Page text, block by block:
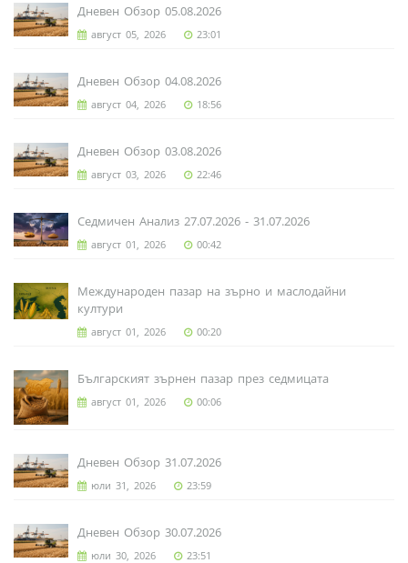
Дневен Обзор 05.08.2026
август 05, 2026 23:01
Дневен Обзор 04.08.2026
август 04, 2026 18:56
Дневен Обзор 03.08.2026
август 03, 2026 22:46
Седмичен Анализ 27.07.2026 - 31.07.2026
август 01, 2026 00:42
Международен пазар на зърно и маслодайни
култури
август 01, 2026 00:20
Българският зърнен пазар през седмицата
август 01, 2026 00:06
Дневен Обзор 31.07.2026
юли 31, 2026 23:59
Дневен Обзор 30.07.2026
юли 30, 2026 23:51